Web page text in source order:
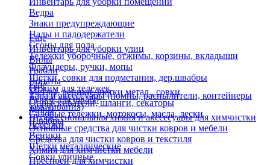
Ведра
Знаки предупреждающие
Пады и падодержатели
Сгоны для пола
Тележки уборочные, отжимы, корзины, вкладыши
Флаундеры, ручки, мопы
Щетки, совки для подметания, дер.швабры
Отжим для тележек
Ручки для швабр
Мопы
Швабры
Еще
Инвентарь для уборки улиц
Вилы
Грабли
Лопаты
Метлы, веники, щетки метал., совки
Опрыскиватели, шланги, секаторы
Садовые тележки, мотокосы, масла, лески
Черенки
Веники
Щетки металлические
Совки уличные
Еще
Тара и аксессуары (помпы, распылители, контейнеры
замачивания)
Профессиональная химия и акссесуары для химчистки
Основные средства для чистки ковров и мебели
Средства для чистки ковров и текстиля
Химия для химчистки мебели
Преспреи для химчистки